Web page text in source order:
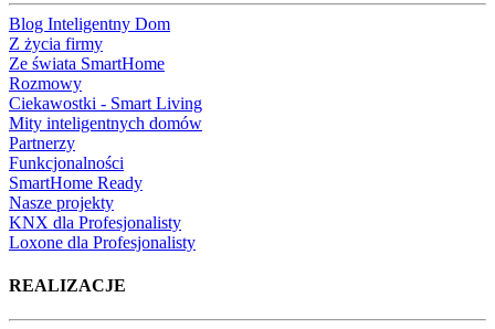
Blog Inteligentny Dom
Z życia firmy
Ze świata SmartHome
Rozmowy
Ciekawostki - Smart Living
Mity inteligentnych domów
Partnerzy
Funkcjonalności
SmartHome Ready
Nasze projekty
KNX dla Profesjonalisty
Loxone dla Profesjonalisty
REALIZACJE